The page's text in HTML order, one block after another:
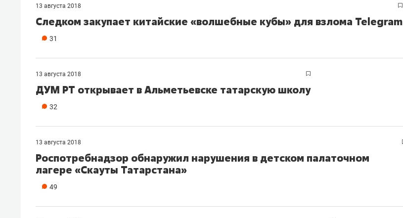
13 августа 2018
Следком закупает китайские «волшебные кубы» для взлома Telegram
31
13 августа 2018
ДУМ РТ открывает в Альметьевске татарскую школу
32
13 августа 2018
Роспотребнадзор обнаружил нарушения в детском палаточном
лагере «Скауты Татарстана»
49